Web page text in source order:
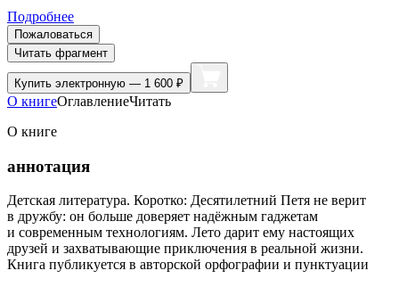
Подробнее
Пожаловаться
Читать фрагмент
Купить электронную — 1 600 ₽
О книгеОглавлениеЧитать
О книге
аннотация
Детская литература. Коротко: Десятилетний Петя не верит
в дружбу: он больше доверяет надёжным гаджетам
и современным технологиям. Лето дарит ему настоящих
друзей и захватывающие приключения в реальной жизни.
Книга публикуется в авторской орфографии и пунктуации